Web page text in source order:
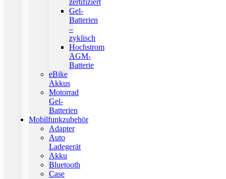
Gel-
Batterien
–
zyklisch
Hochstrom
AGM-
Batterie
eBike
Akkus
Motorrad
Gel-
Batterien
Mobilfunkzubehör
Adapter
Auto
Ladegerät
Akku
Bluetooth
Case